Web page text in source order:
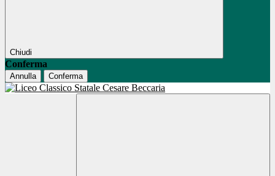
Chiudi
Conferma
Annulla Conferma